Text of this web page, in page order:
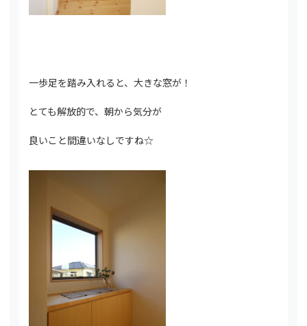
一歩足を踏み入れると、大きな窓が！
とても解放的で、朝から気分が
良いこと間違いなしですね☆